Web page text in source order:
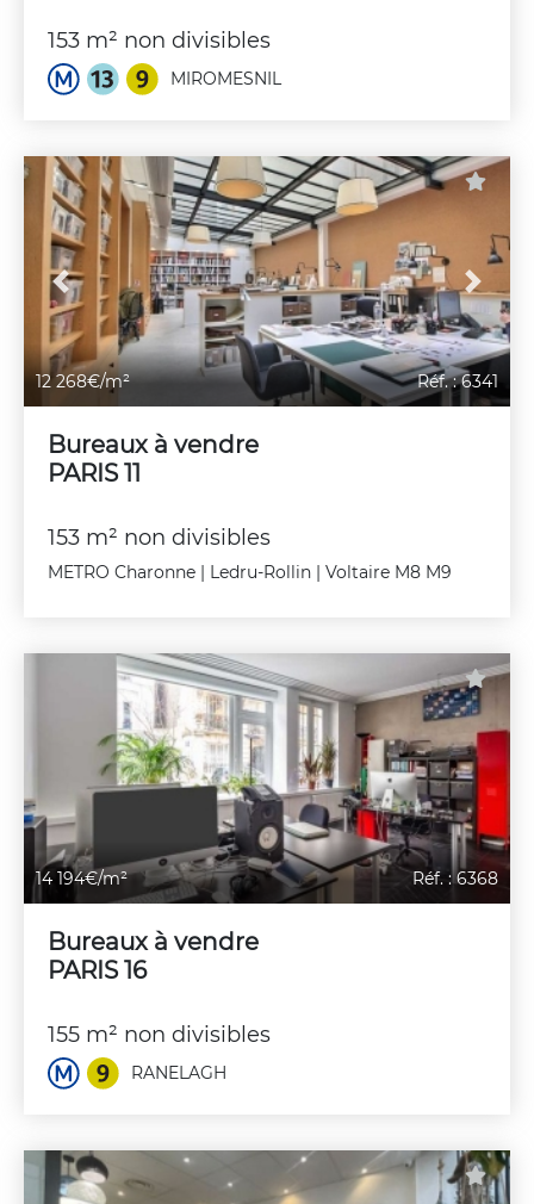
153 m² non divisibles
MIROMESNIL
Previous Next
12 268€/m² Réf. : 6341
Bureaux à vendre
PARIS 11
153 m² non divisibles
METRO Charonne | Ledru-Rollin | Voltaire M8 M9
14 194€/m² Réf. : 6368
Bureaux à vendre
PARIS 16
155 m² non divisibles
RANELAGH